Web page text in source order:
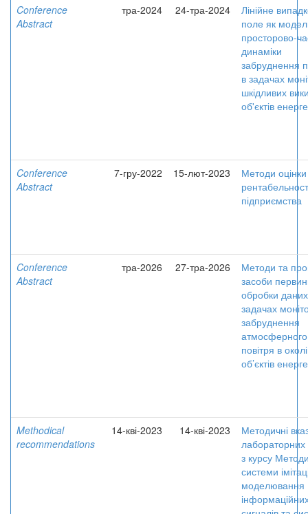
Conference
Abstract
тра-2024 24-тра-2024
Лінійне
поле як
просторово-
динаміки
забруднення
в задачах
шкідливих
об'єктів
Conference
Abstract
7-гру-2022 15-лют-2023
Методи оцінки
підприємства
Conference
Abstract
тра-2026 27-тра-2026
Методи та
засоби
обробки
задачах
забруднення
атмосферного
повітря в околі
об’єктів
Methodical
recommendations
14-кві-2023 14-кві-2023
Методичні
лабораторних
з курсу
системи
моделювання